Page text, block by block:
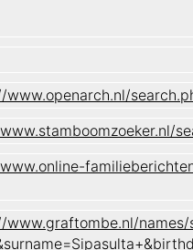
www.graftombe.nl/names/